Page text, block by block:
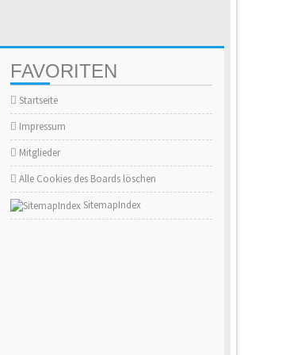
FAVORITEN
Startseite
Impressum
Mitglieder
Alle Cookies des Boards löschen
SitemapIndex